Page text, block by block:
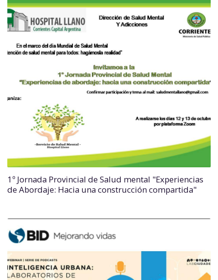
1º Jornada Provincial de Salud mental "Experiencias
de Abordaje: Hacia una construcción compartida"